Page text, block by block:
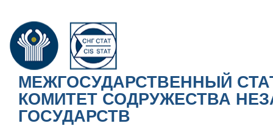
МЕЖГОСУДАРСТВЕННЫЙ
КОМИТЕТ СОДРУЖЕСТВА
ГОСУДАРСТВ